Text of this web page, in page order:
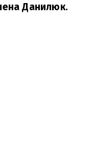
Данилюк.